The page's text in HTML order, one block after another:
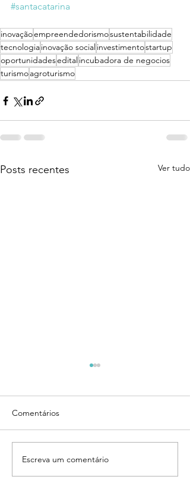
#santacatarina
inovaçãoempreendedorismosustentabilidade
tecnologiainovação socialinvestimentostartup
oportunidadeseditalincubadora de negocios
turismoagroturismo
Posts recentes Ver tudo
De Aveiro a Recife:
parceria internacional
Comentários
Escreva um comentário